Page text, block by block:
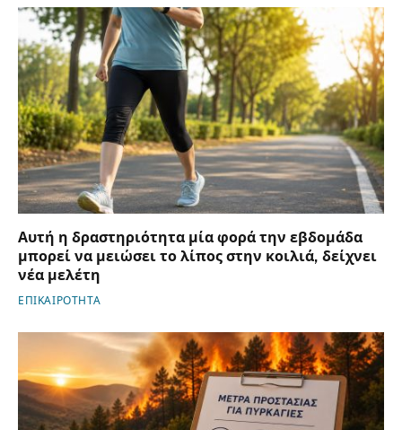
Αυτή η δραστηριότητα μία φορά την εβδομάδα
μπορεί να μειώσει το λίπος στην κοιλιά, δείχνει
νέα μελέτη
ΕΠΙΚΑΙΡΟΤΗΤΑ